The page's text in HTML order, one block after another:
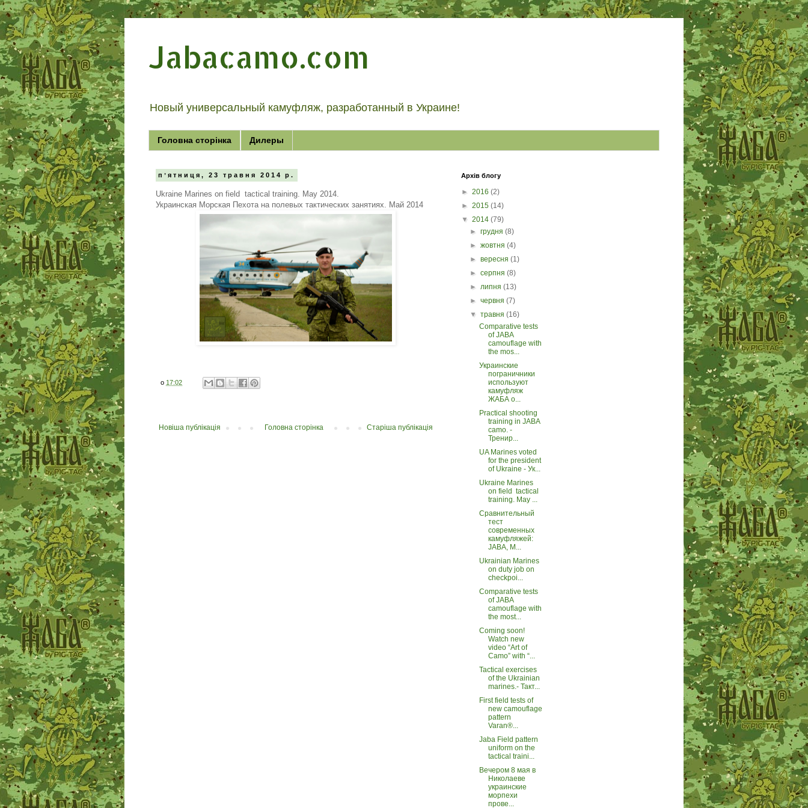
Jabacamo.com
Новый универсальный камуфляж, разработанный в Украине!
Головна сторінка Дилеры
пʼятниця, 23 травня 2014 р.
Ukraine Marines on field tactical training. May 2014.
Украинская Морская Пехота на полевых тактических занятиях. Май 2014
о 17:02
Новіша публікація Старіша публікація
Головна сторінка
Архів блогу
► 2016 (2)
► 2015 (14)
▼ 2014 (79)
►грудня(8)
►жовтня(4)
►вересня(1)
►серпня(8)
► липня(13)
►червня(7)
▼травня(16)
Comparative tests
of JABA
camouflage with
the mos...
Украинские
пограничники
используют
камуфляж
ЖАБА о...
Practical shooting
training in JABA
camo. -
Тренир...
UA Marines voted
for the president
of Ukraine - Ук...
Ukraine Marines
on field tactical
training. May ...
Сравнительный
тест
современных
камуфляжей:
JABA, M...
Ukrainian Marines
on duty job on
checkpoi...
Comparative tests
of JABA
camouflage with
the most...
Coming soon!
Watch new
video “Art of
Camo” with “...
Tactical exercises
of the Ukrainian
marines.- Такт...
First field tests of
new camouflage
pattern
Varan®...
Jaba Field pattern
uniform on the
tactical traini...
Вечером 8 мая в
Николаеве
украинские
морпехи
прове...